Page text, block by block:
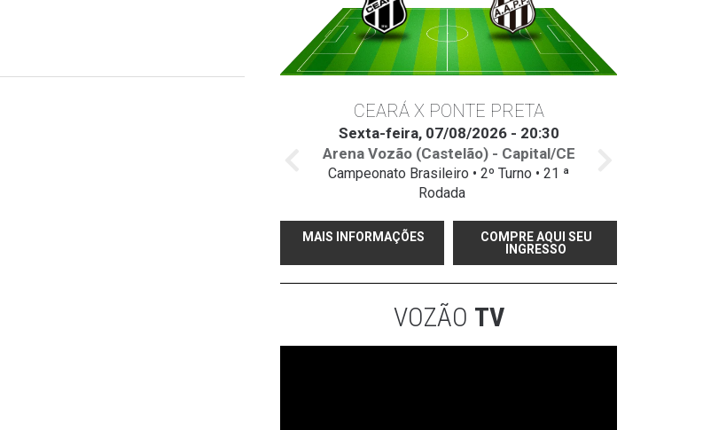
CEARÁ X PONTE PRETA
Sexta-feira, 07/08/2026 - 20:30
Arena Vozão (Castelão) - Capital/CE
Campeonato Brasileiro • 2º Turno • 21 ª
Rodada
MAIS INFORMAÇÕES
COMPRE AQUI SEU
INGRESSO
VOZÃO TV